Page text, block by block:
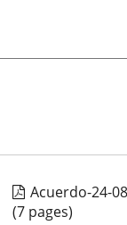
Acuerdo-24-
(7 pages)